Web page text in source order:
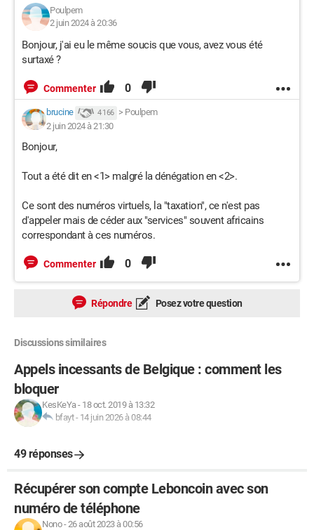
Poulpem
2 juin 2024 à 20:36
Bonjour, j'ai eu le même soucis que vous, avez vous été
surtaxé ?
Commenter 0
brucine 4 166 > Poulpem
2 juin 2024 à 21:30
Bonjour,
Tout a été dit en <1> malgré la dénégation en <2>.
Ce sont des numéros virtuels, la "taxation", ce n'est pas
d'appeler mais de céder aux "services" souvent africains
correspondant à ces numéros.
Commenter 0
Répondre Posez votre question
Discussions similaires
Appels incessants de Belgique : comment les
bloquer
KesKeYa- 18 oct. 2019 à 13:32
bfayt- 14 juin 2026 à 08:44
49 réponses
Récupérer son compte Leboncoin avec son
numéro de téléphone
Nono-26 août 2023 à 00:56